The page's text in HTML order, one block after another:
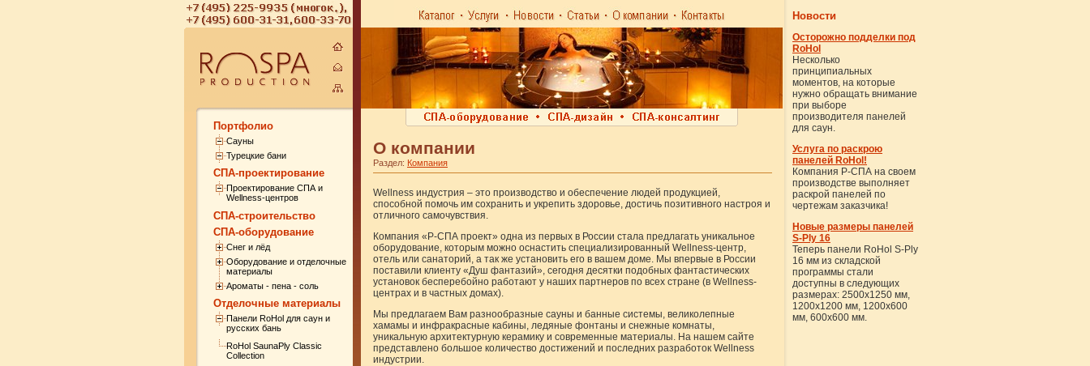
Портфолио
Сауны
Турецкие бани
СПА-проектирование
Проектирование СПА и
Wellness-центров
СПА-строительство
СПА-оборудование
Снег и лёд
Оборудование и отделочные
материалы
Ароматы - пена - соль
Отделочные материалы
Панели RoHol для саун и
русских бань
RoHol SaunaPly Classic
Collection
О компании
Раздел: Компания
Wellness индустрия – это производство и обеспечение людей продукцией,
способной помочь им сохранить и укрепить здоровье, достичь позитивного настроя и
отличного самочувствия.
Компания «Р-СПА проект» одна из первых в России стала предлагать уникальное
оборудование, которым можно оснастить специализированный Wellness-центр,
отель или санаторий, а так же установить его в вашем доме. Мы впервые в России
поставили клиенту «Душ фантазий», сегодня десятки подобных фантастических
установок бесперебойно работают у наших партнеров по всех стране (в Wellness-
центрах и в частных домах).
Мы предлагаем Вам разнообразные сауны и банные системы, великолепные
хамамы и инфракрасные кабины, ледяные фонтаны и снежные комнаты,
уникальную архитектурную керамику и современные материалы. На нашем сайте
представлено большое количество достижений и последних разработок Wellness
индустрии.
Новости
Осторожно подделки под
RoHol
Несколько
принципиальных
моментов, на которые
нужно обращать внимание
при выборе
производителя панелей
для саун.
Услуга по раскрою
панелей RoHol!
Компания Р-СПА на своем
производстве выполняет
раскрой панелей по
чертежам заказчика!
Новые размеры панелей
S-Ply 16
Теперь панели RoHol S-Ply
16 мм из складской
программы стали
доступны в следующих
размерах: 2500х1250 мм,
1200х1200 мм, 1200х600
мм, 600х600 мм.